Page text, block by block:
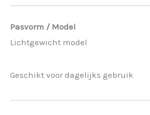
Pasvorm / Model
Lichtgewicht model
Geschikt voor dagelijks gebruik